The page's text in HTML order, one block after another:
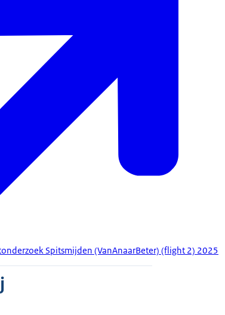
Spitsmijden (VanAnaarBeter) (flight 2) 2025